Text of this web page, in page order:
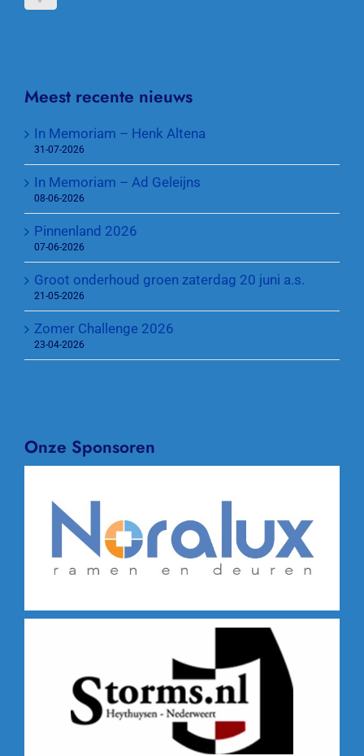
Meest recente nieuws
In Memoriam – Henk Altena
31-07-2026
In Memoriam – Ad Geleijns
08-06-2026
Pinnenland 2026
07-06-2026
Groot onderhoud groen zaterdag 20 juni a.s.
21-05-2026
Zomer Challenge 2026
23-04-2026
Onze Sponsoren